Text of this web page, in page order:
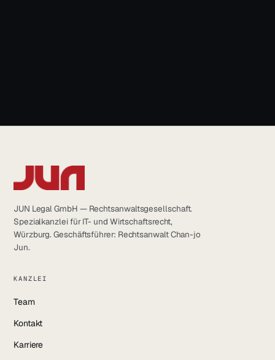
JUN Legal GmbH — Rechtsanwaltsgesellschaft.
Spezialkanzlei für IT- und Wirtschaftsrecht,
Würzburg. Geschäftsführer: Rechtsanwalt Chan-jo
Jun.
KANZLEI
Team
Kontakt
Karriere